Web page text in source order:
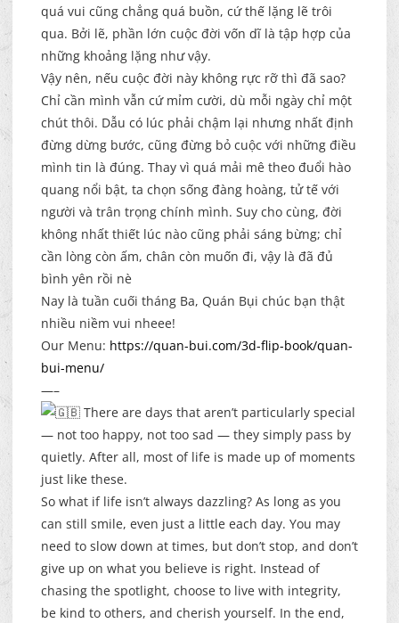
quá vui cũng chẳng quá buồn, cứ thế lặng lẽ trôi
qua. Bởi lẽ, phần lớn cuộc đời vốn dĩ là tập hợp của
những khoảng lặng như vậy.
Vậy nên, nếu cuộc đời này không rực rỡ thì đã sao?
Chỉ cần mình vẫn cứ mỉm cười, dù mỗi ngày chỉ một
chút thôi. Dẫu có lúc phải chậm lại nhưng nhất định
đừng dừng bước, cũng đừng bỏ cuộc với những điều
mình tin là đúng. Thay vì quá mải mê theo đuổi hào
quang nổi bật, ta chọn sống đàng hoàng, tử tế với
người và trân trọng chính mình. Suy cho cùng, đời
không nhất thiết lúc nào cũng phải sáng bừng; chỉ
cần lòng còn ấm, chân còn muốn đi, vậy là đã đủ
bình yên rồi nè
Nay là tuần cuối tháng Ba, Quán Bụi chúc bạn thật
nhiều niềm vui nheee!
Our Menu: https://quan-bui.com/3d-flip-book/quan-
bui-menu/
—–
There are days that aren’t particularly special
— not too happy, not too sad — they simply pass by
quietly. After all, most of life is made up of moments
just like these.
So what if life isn’t always dazzling? As long as you
can still smile, even just a little each day. You may
need to slow down at times, but don’t stop, and don’t
give up on what you believe is right. Instead of
chasing the spotlight, choose to live with integrity,
be kind to others, and cherish yourself. In the end,